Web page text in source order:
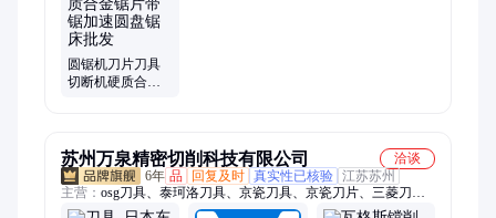
钢材加工圆锯机、六角钢切断机、全自动数控切割机、自动切管
机、薄壁切管机、全自动切铝机、不锈钢切断机
圆锯机刀片刀具
切断机硬质合金
苏州万泉精密切削科技有限公司
洽谈
6年 品 回复及时 真实性已核验 江苏苏州
主营： osg刀具、泰珂洛刀具、京瓷刀具、京瓷刀片、三菱刀
片、OSG铣刀